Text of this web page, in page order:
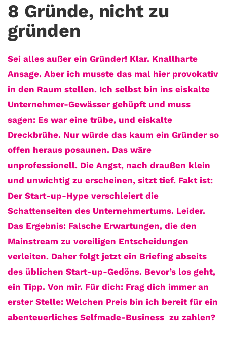
8 Gründe, nicht zu
gründen
Sei alles außer ein Gründer! Klar. Knallharte
Ansage. Aber ich musste das mal hier provokativ
in den Raum stellen. Ich selbst bin ins eiskalte
Unternehmer-Gewässer gehüpft und muss
sagen: Es war eine trübe, und eiskalte
Dreckbrühe. Nur würde das kaum ein Gründer so
offen heraus posaunen. Das wäre
unprofessionell. Die Angst, nach draußen klein
und unwichtig zu erscheinen, sitzt tief. Fakt ist:
Der Start-up-Hype verschleiert die
Schattenseiten des Unternehmertums. Leider.
Das Ergebnis: Falsche Erwartungen, die den
Mainstream zu voreiligen Entscheidungen
verleiten. Daher folgt jetzt ein Briefing abseits
des üblichen Start-up-Gedöns. Bevor’s los geht,
ein Tipp. Von mir. Für dich: Frag dich immer an
erster Stelle: Welchen Preis bin ich bereit für ein
abenteuerliches Selfmade-Business zu zahlen?